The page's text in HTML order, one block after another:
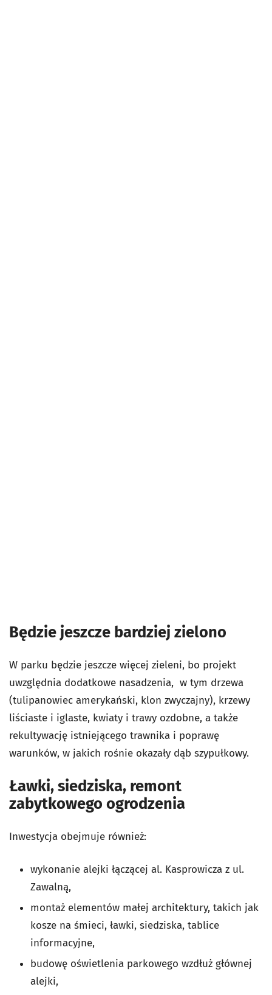
Będzie jeszcze bardziej zielono
W parku będzie jeszcze więcej zieleni, bo projekt
uwzględnia dodatkowe nasadzenia, w tym drzewa
(tulipanowiec amerykański, klon zwyczajny), krzewy
liściaste i iglaste, kwiaty i trawy ozdobne, a także
rekultywację istniejącego trawnika i poprawę
warunków, w jakich rośnie okazały dąb szypułkowy.
Ławki, siedziska, remont
zabytkowego ogrodzenia
Inwestycja obejmuje również:
wykonanie alejki łączącej al. Kasprowicza z ul.
Zawalną,
montaż elementów małej architektury, takich jak
kosze na śmieci, ławki, siedziska, tablice
informacyjne,
budowę oświetlenia parkowego wzdłuż głównej
alejki,